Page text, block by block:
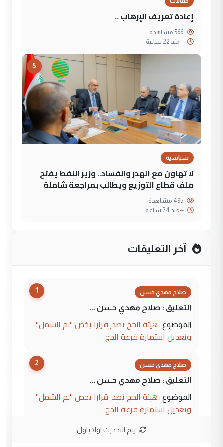
إعادة تعريف الإرهاب ..
--منذ 22 ساعة
5
سياسية
لا تهاون مع الهدر والفساد.. وزير النفط يفتح
ملف قطاع التوزيع ويطالب بمراجعة شاملة
--منذ 24 ساعة
آخر التعليقات
1 صلاح مهدي حسن
التعليق : صلاح مهدي حسن ...
الموضوع : هيئة الحج تصدر قرارا يخص "لم الشمل"
وتعديل استمارة قرعة الحج
2 صلاح مهدي حسن
التعليق : صلاح مهدي حسن ...
الموضوع : هيئة الحج تصدر قرارا يخص "لم الشمل"
وتعديل استمارة قرعة الحج
يتم التحديث اولا باول